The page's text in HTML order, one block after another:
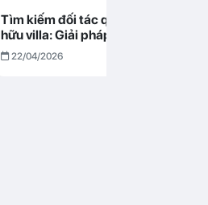
Tìm kiếm đối tác quản lý cho chủ sở
hữu villa: Giải pháp tối ưu lợi nhuận
cùng Abogo tại Đà Nẵng
22/04/2026